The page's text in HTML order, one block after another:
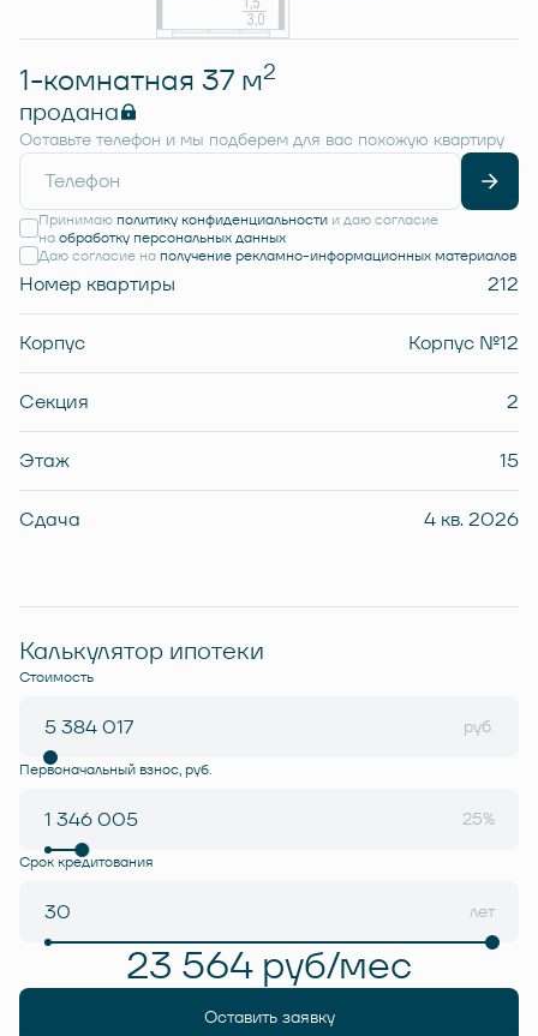
1-комнатная 37 м2
продана
Оставьте телефон и мы подберем для вас похожую квартиру
Принимаю политику конфиденциальностии даю согласие
на обработку персональных данных
Даю согласие на получение рекламно-информационных материалов
Номер квартиры 212
Корпус Корпус №12
Секция 2
Этаж 15
Сдача 4 кв. 2026
Калькулятор ипотеки
Стоимость
руб.
Первоначальный взнос, руб.
25%
Срок кредитования
лет
23 564 руб/мес
Оставить заявку